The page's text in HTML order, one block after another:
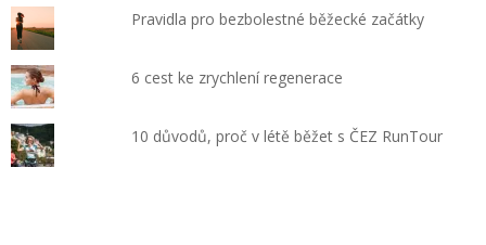
Pravidla pro bezbolestné běžecké začátky
6 cest ke zrychlení regenerace
10 důvodů, proč v létě běžet s ČEZ RunTour